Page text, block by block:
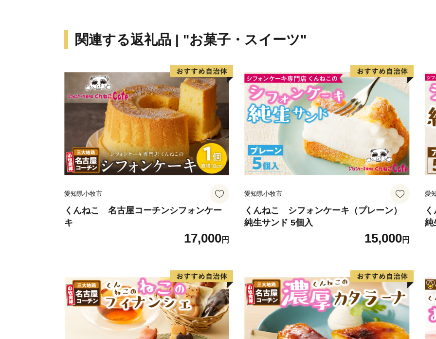
目指しています。
このように糸満市は、平
を大きく秘めたまちです。
楽しむとともに、今後の新
関連する返礼品 | "お菓子・スイーツ"
愛知県小牧市
くんねこ 名古屋コーチンシフォンケー
キ
17,000円
愛知県小牧市
くんねこ シフォンケーキ（プレーン）
純生サンド 5個入
15,000円
愛
純